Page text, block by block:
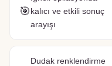
🎯kalıcı ve etkili sonuç
arayışı
Dudak renklendirme